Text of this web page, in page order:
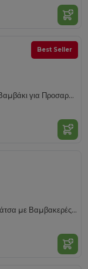
Best Seller
Πολυχρηστική Τσάντα από Βαμβάκι για Προσαρμογή
Οικολογική Τσάντα από Λινάτσα με Βαμβακερές Λαβές